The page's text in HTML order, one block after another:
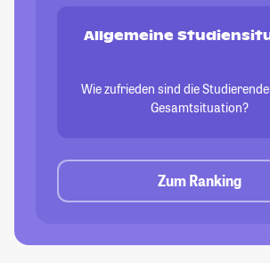
Allgemeine
Wie zufrieden sind die
Gesamtsituation?
Zum Ranking